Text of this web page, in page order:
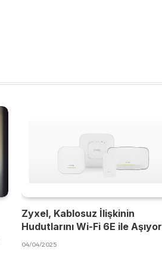
Zyxel, Kablosuz İlişkinin
Hudutlarını Wi-Fi 6E ile Aşıyor
04/04/2025